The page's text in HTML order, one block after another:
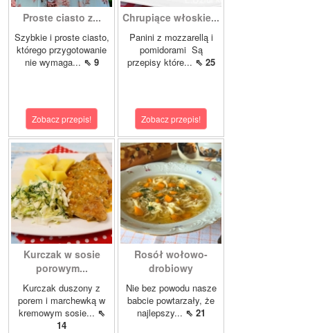
Proste ciasto z...
Szybkie i proste ciasto,
którego przygotowanie
nie wymaga... ⇖ 9
Zobacz przepis!
Chrupiące włoskie...
Panini z mozzarellą i
pomidorami Są
przepisy które... ⇖ 25
Zobacz przepis!
Kurczak w sosie
porowym...
Kurczak duszony z
porem i marchewką w
kremowym sosie... ⇖
14
Rosół wołowo-
drobiowy
Nie bez powodu nasze
babcie powtarzały, że
najlepszy... ⇖ 21